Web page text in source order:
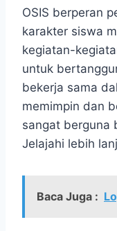
OSIS berperan
karakter siswa
kegiatan-
untuk
bekerja sama
memimpin dan
sangat berguna
Jelajahi lebih
Baca Juga :